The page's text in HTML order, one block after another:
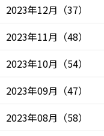
2023年12月 （37）
2023年11月 （48）
2023年10月 （54）
2023年09月 （47）
2023年08月 （58）